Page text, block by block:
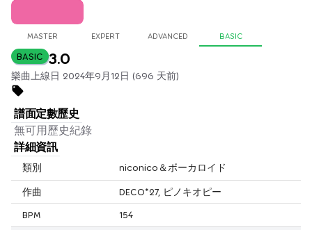
MASTER EXPERT ADVANCED BASIC
BASIC 3.0
樂曲上線日 2024年9月12日 (696 天前)
譜面定數歷史
無可用歷史紀錄
詳細資訊
類別 niconico＆ボーカロイド
作曲
DECO*27, ピノキオピー
BPM
154